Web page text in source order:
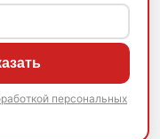
персональных